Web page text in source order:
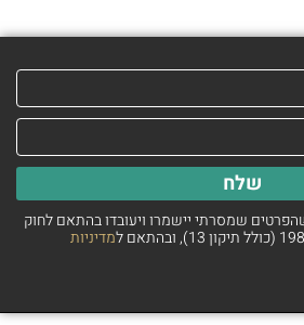
שמסרתי יישמרו ויעובדו בהתאם לחוק
מדיניות
שלח